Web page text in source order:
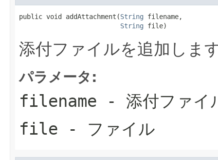
public void addAttachment(String filename,
String file)
添付ファイルを追加しま
パラメータ:
filename - 添付ファイ
file - ファイル